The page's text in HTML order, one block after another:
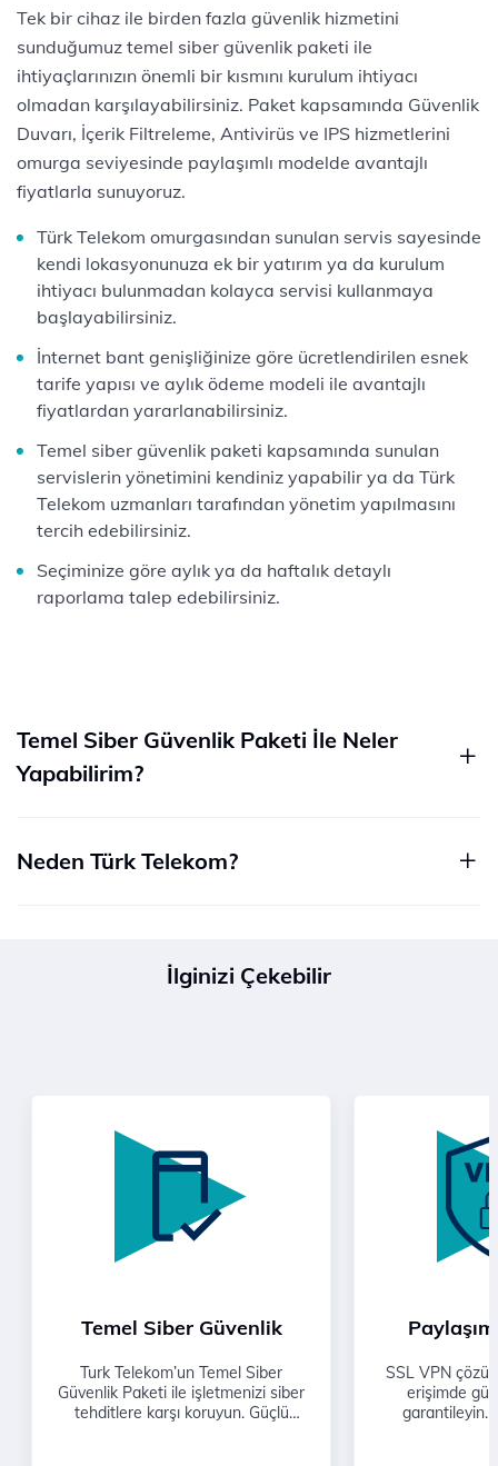
Tek bir cihaz ile birden fazla güvenlik hizmetini
sunduğumuz temel siber güvenlik paketi ile
ihtiyaçlarınızın önemli bir kısmını kurulum ihtiyacı
olmadan karşılayabilirsiniz. Paket kapsamında Güvenlik
Duvarı, İçerik Filtreleme, Antivirüs ve IPS hizmetlerini
omurga seviyesinde paylaşımlı modelde avantajlı
fiyatlarla sunuyoruz.
Türk Telekom omurgasından sunulan servis sayesinde
kendi lokasyonunuza ek bir yatırım ya da kurulum
ihtiyacı bulunmadan kolayca servisi kullanmaya
başlayabilirsiniz.
İnternet bant genişliğinize göre ücretlendirilen esnek
tarife yapısı ve aylık ödeme modeli ile avantajlı
fiyatlardan yararlanabilirsiniz.
Temel siber güvenlik paketi kapsamında sunulan
servislerin yönetimini kendiniz yapabilir ya da Türk
Telekom uzmanları tarafından yönetim yapılmasını
tercih edebilirsiniz.
Seçiminize göre aylık ya da haftalık detaylı
raporlama talep edebilirsiniz.
Temel Siber Güvenlik Paketi İle Neler
Yapabilirim?
Neden Türk Telekom?
İlginizi Çekebilir
Temel Siber Güvenlik
Turk Telekom’un Temel Siber
Güvenlik Paketi ile işletmenizi siber
tehditlere karşı koruyun. Güçlü
SSL VPN
erişimde
garantileyin.